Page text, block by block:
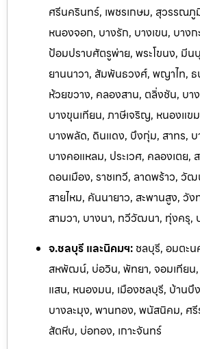
ศรีนครินทร์, เพชรเกษม, สุวรรณ
หนองจอก, บางรัก, บางเขน, บาง
ป้อมปราบศัตรูพ่าย, พระโขนง, มีน
ยานนาวา, สัมพันธวงศ์, พญาไท,
ห้วยขวาง, คลองสาน, ตลิ่งชัน, บา
บางขุนเทียน, ภาษีเจริญ, หนองแข
บางพลัด, ดินแดง, บึงกุ่ม, สาทร,
บางคอแหลม, ประเวศ, คลองเตย,
ดอนเมือง, ราชเทวี, ลาดพร้าว, วั
สายไหม, คันนายาว, สะพานสูง, วั
สามวา, บางนา, ทวีวัฒนา, ทุ่งครุ,
จ.ชลบุรี และนิคมฯ: ชลบุรี, อมตะน
สหพัฒน์, บ่อวิน, พัทยา, จอมเทียน
แสน, หนองมน, เมืองชลบุรี, บ้านบึ
บางละมุง, พานทอง, พนัสนิคม, ศรี
สัตหีบ, บ่อทอง, เกาะจันทร์